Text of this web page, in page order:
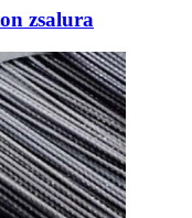
zsalura